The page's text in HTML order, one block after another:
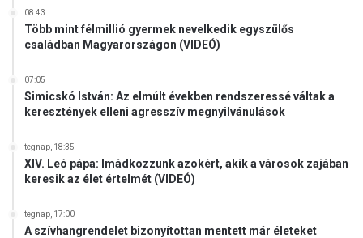
08:43
Több mint félmillió gyermek nevelkedik egyszülős
családban Magyarországon (VIDEÓ)
07:05
Simicskó István: Az elmúlt években rendszeressé váltak a
keresztények elleni agresszív megnyilvánulások
tegnap, 18:35
XIV. Leó pápa: Imádkozzunk azokért, akik a városok zajában
keresik az élet értelmét (VIDEÓ)
tegnap, 17:00
A szívhangrendelet bizonyítottan mentett már életeket